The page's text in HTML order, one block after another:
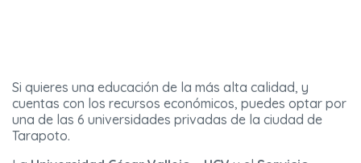
Si quieres una educación de la más alta calidad, y
cuentas con los recursos económicos, puedes optar por
una de las 6 universidades privadas de la ciudad de
Tarapoto.